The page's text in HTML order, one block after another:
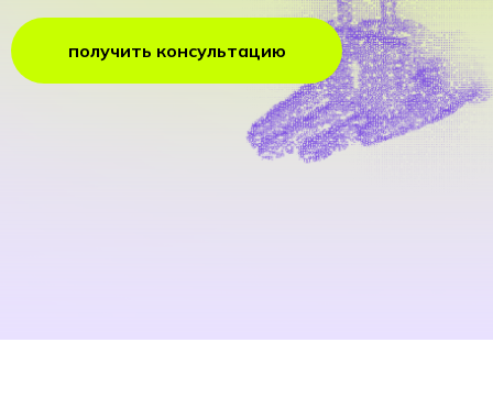
получить консультацию